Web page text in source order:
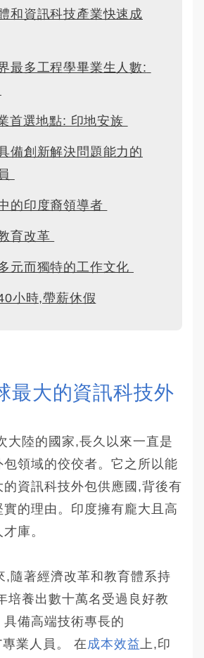
和資訊科技產業快速成
最多工程學畢業生人數:
首選地點: 印地安族
備創新解決問題能力的
的印度裔領導者
育改革
元而獨特的工作文化
小時,帶薪休假
最大的資訊科技外
大陸的國家,長久以來一直是
包領域的佼佼者。它之所以能
資訊科技外包供應國,背後有
的理由。印度擁有龐大且高
庫。
,隨著經濟改革和教育體系持
培養出數十萬名受過良好教
備高端技術專長的
業人員。 在 成本效益 上,印